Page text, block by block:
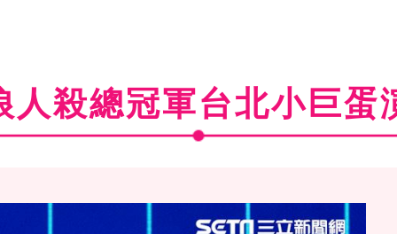
人殺總冠軍台北小巨蛋